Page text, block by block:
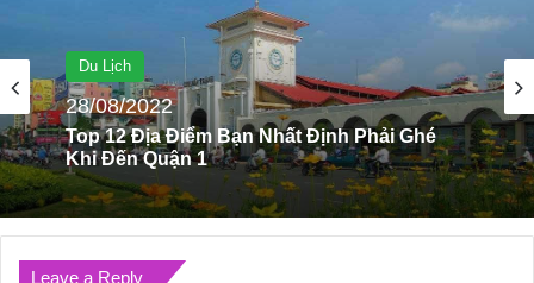
Giải Trí
26/12/2022
Top 05 Bí Quyết Luyện Thanh Để Có Giọng
Hát Hay
Leave a Reply